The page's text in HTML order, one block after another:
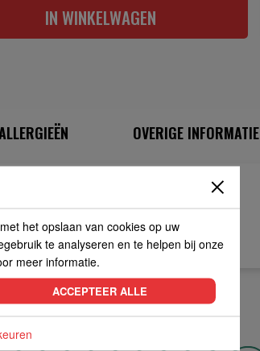
IN WINKELWAGEN
OVERIGE INFORMATIE
het opslaan van cookies op uw
te analyseren en te helpen bij onze
meer informatie.
ACCEPTEER ALLE